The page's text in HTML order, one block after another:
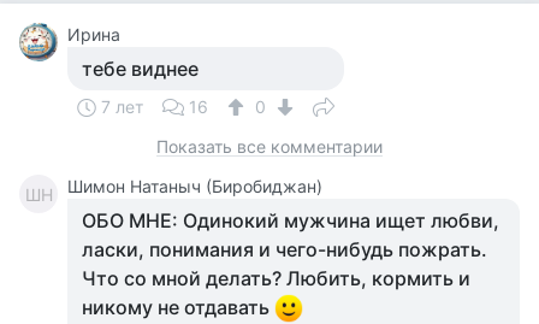
Ирина
тебе виднее
7 лет 16
0
Показать все комментарии
ШН Шимон Натаныч (Биробиджан)
ОБО МНЕ: Одинокий мужчина ищет любви,
ласки, понимания и чего-нибудь пожрать.
Что со мной делать? Любить, кормить и
никому не отдавать